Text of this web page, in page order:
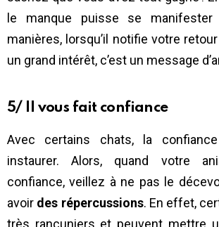
le manque puisse se
manières, lorsqu’il notifie votre
un grand intérêt, c’est un message
5/ Il vous fait confiance
Avec certains chats, la
instaurer. Alors, quand votre
confiance, veillez à ne pas le
avoir des répercussions. En effet,
très rancuniers et peuvent mettre